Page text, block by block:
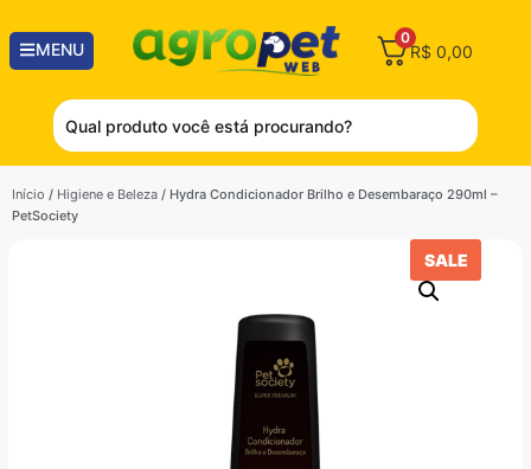
MENU
0
R$ 0,00
Início / Higiene e Beleza / Hydra Condicionador Brilho e Desembaraço 290ml –
PetSociety
SALE